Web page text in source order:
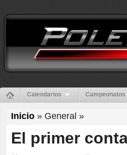
Calendarios Campeonatos
Inicio » General »
El primer